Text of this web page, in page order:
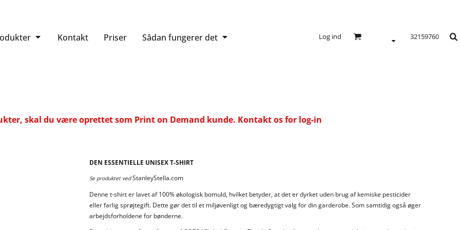
Kontakt Priser Sådan fungerer det Log ind 32159760
skal du være oprettet som Print on Demand kunde. Kontakt os for log-in
DEN ESSENTIELLE UNISEX T-SHIRT
Se produktet vedStanleyStella.com
Denne t-shirt er lavet af 100% økologisk bomuld, hvilket betyder, at det er dyrket uden brug af kemiske pesticider
eller farlig sprøjtegift. Dette gør det til et miljøvenligt og bæredygtigt valg for din garderobe. Som samtidig også øger
arbejdsforholdene for bønderne.